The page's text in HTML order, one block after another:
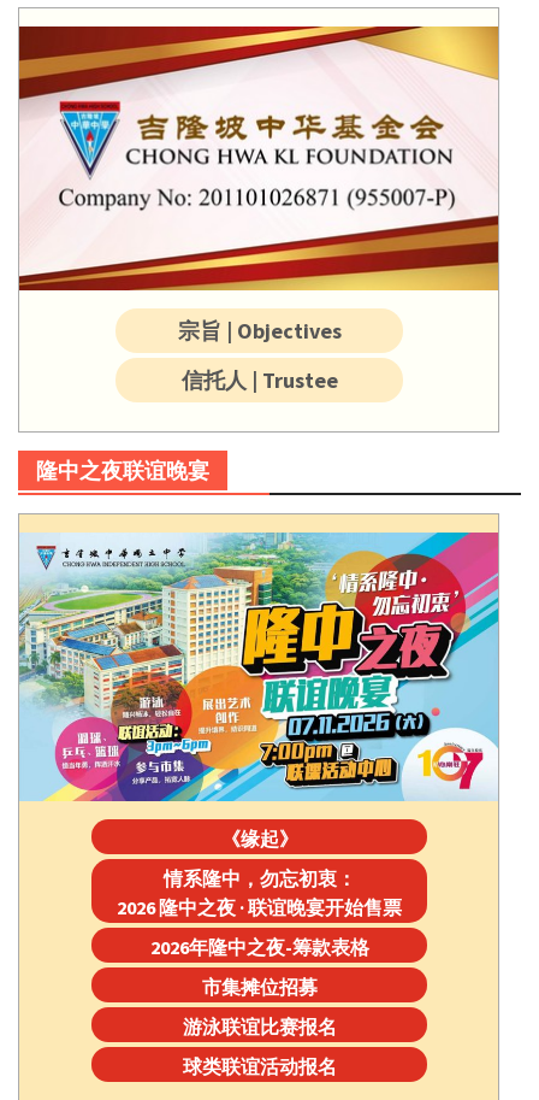
宗旨 | Objectives
信托人 | Trustee
隆中之夜联谊晚宴
《缘起》
情系隆中，勿忘初衷：
2026 隆中之夜 · 联谊晚宴开始售票
2026年隆中之夜-筹款表格
市集摊位招募
游泳联谊比赛报名
球类联谊活动报名